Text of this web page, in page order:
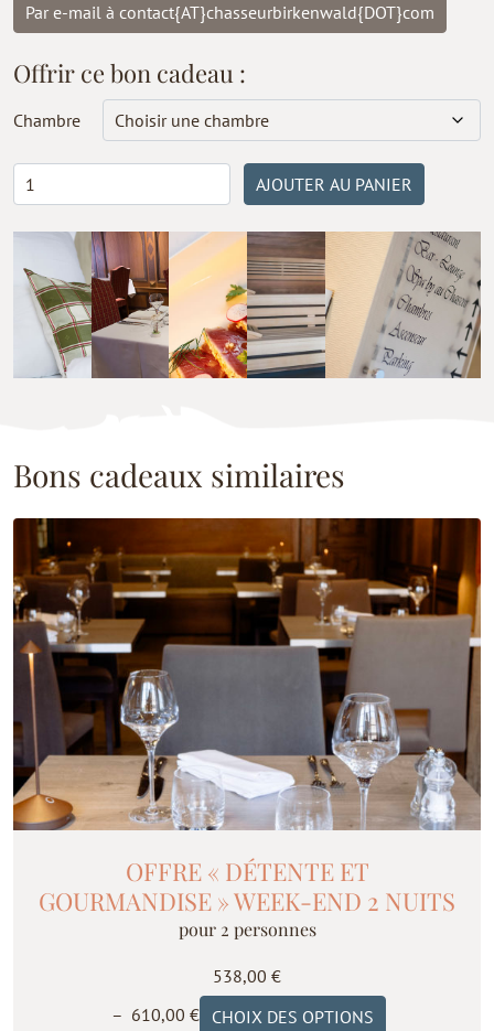
Par e-mail à contact{AT}chasseurbirkenwald{DOT}com
Offrir ce bon cadeau :
Chambre
de
Offre
Détente
et
gourmandise
mardi
au
vendredi
matin)
AJOUTER AU PANIER
Bons cadeaux similaires
OFFRE « DÉTENTE ET
GOURMANDISE » WEEK-END 2 NUITS
pour 2 personnes
538,00 €
– 610,00 €Plage
CHOIX DES OPTIONS